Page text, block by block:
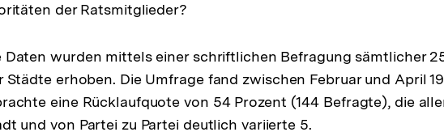
der Ratsmitglieder?
Daten wurden mittels einer schriftlichen Befragung sämtlicher
Städte erhoben. Die Umfrage fand zwischen Februar und April
eine Rücklaufquote von 54 Prozent (144 Befragte), die
und von Partei zu Partei deutlich variierte 5.